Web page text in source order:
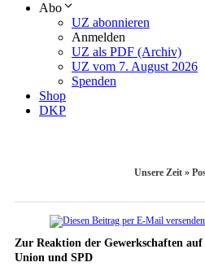
Abo
UZ abonnieren
Anmelden
UZ als PDF (Archiv)
UZ vom 7. August 2026
Spenden
Shop
DKP
Unsere Zeit »
Zur Reaktion der Gewerkschaften
Union und SPD